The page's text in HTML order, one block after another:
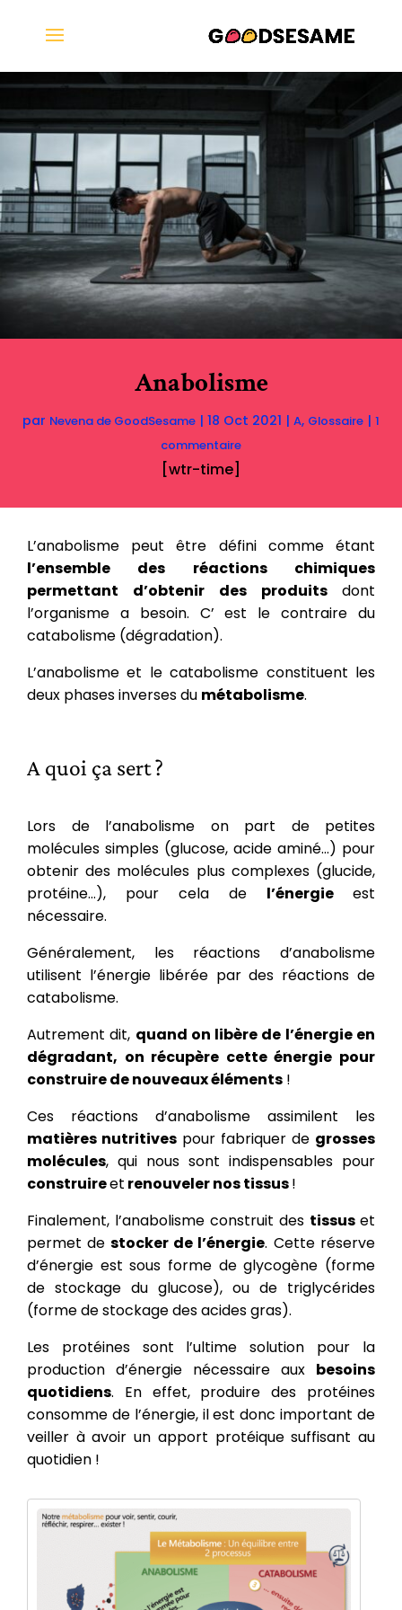
Anabolisme
par Nevena de GoodSesame | 18 Oct 2021 | A, Glossaire | 1
commentaire
[wtr-time]
L’anabolisme peut être défini comme étant
l’ensemble des réactions chimiques
permettant d’obtenir des produits dont
l’organisme a besoin. C’ est le contraire du
catabolisme (dégradation).
L’anabolisme et le catabolisme constituent les
deux phases inverses du métabolisme.
A quoi ça sert ?
Lors de l’anabolisme on part de petites
molécules simples (glucose, acide aminé…) pour
obtenir des molécules plus complexes (glucide,
protéine…), pour cela de l’énergie est
nécessaire.
Généralement, les réactions d’anabolisme
utilisent l’énergie libérée par des réactions de
catabolisme.
Autrement dit, quand on libère de l’énergie en
dégradant, on récupère cette énergie pour
construire de nouveaux éléments !
Ces réactions d’anabolisme assimilent les
matières nutritives pour fabriquer de grosses
molécules, qui nous sont indispensables pour
construireet renouveler nos tissus!
Finalement, l’anabolisme construit des tissus et
permet de stocker de l’énergie. Cette réserve
d’énergie est sous forme de glycogène (forme
de stockage du glucose), ou de triglycérides
(forme de stockage des acides gras).
Les protéines sont l’ultime solution pour la
production d’énergie nécessaire aux besoins
quotidiens. En effet, produire des protéines
consomme de l’énergie, il est donc important de
veiller à avoir un apport protéique suffisant au
quotidien !